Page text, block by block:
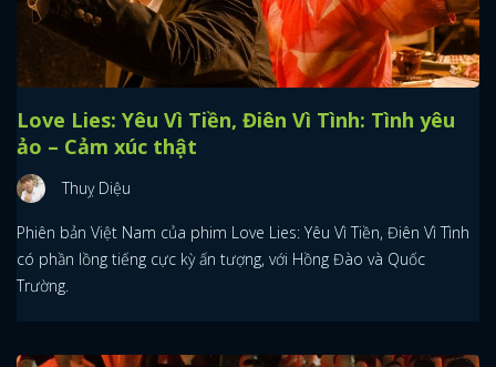
Love Lies: Yêu Vì Tiền, Điên Vì Tình: Tình yêu
ảo – Cảm xúc thật
Thuỵ Diệu
Phiên bản Việt Nam của phim Love Lies: Yêu Vì Tiền, Điên Vì Tình
có phần lồng tiếng cực kỳ ấn tượng, với Hồng Đào và Quốc
Trường.